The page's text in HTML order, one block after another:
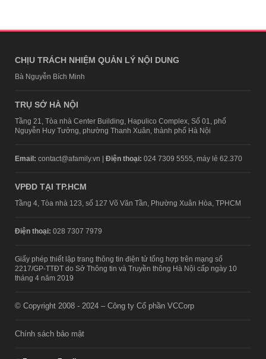
CHỊU TRÁCH NHIỆM QUẢN LÝ NỘI DUNG
Bà Nguyễn Bích Minh
TRỤ SỞ HÀ NỘI
Tầng 21, Tòa nhà Center Building, Hapulico Complex, Số 01, phố
Nguyễn Huy Tưởng, phường Thanh Xuân, thành phố Hà Nội
Email: contact@afamily.vn | Điện thoại: 024 7309 5555, máy lẻ 62.370
VPĐD TẠI TP.HCM
Tầng 4, Tòa nhà 123, số 127 Võ Văn Tần, Phường Xuân Hòa, TPHCM
Điện thoại: 028 7307 7979
Giấy phép thiết lập trang thông tin điện tử tổng hợp trên mạng số
2217/GP-TTĐT do Sở Thông tin và Truyền thông Hà Nội cấp ngày 10
tháng 4 năm 2019
© Copyright 2008 - 2024 – Công ty Cổ phần VCCorp
Chính sách bảo mật